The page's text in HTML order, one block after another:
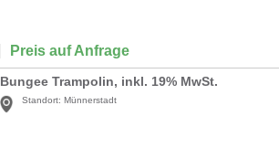
Preis auf Anfrage
Bungee Trampolin, inkl. 19% MwSt.
Standort: Münnerstadt